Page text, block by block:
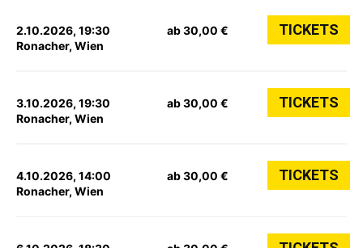
2.10.2026, 19:30
Ronacher, Wien
ab 30,00 € TICKETS
3.10.2026, 19:30
Ronacher, Wien
ab 30,00 € TICKETS
4.10.2026, 14:00
Ronacher, Wien
ab 30,00 € TICKETS